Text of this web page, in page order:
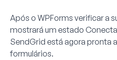
Após o WPForms verificar a
mostrará um estado
SendGrid está agora pronta
formulários.